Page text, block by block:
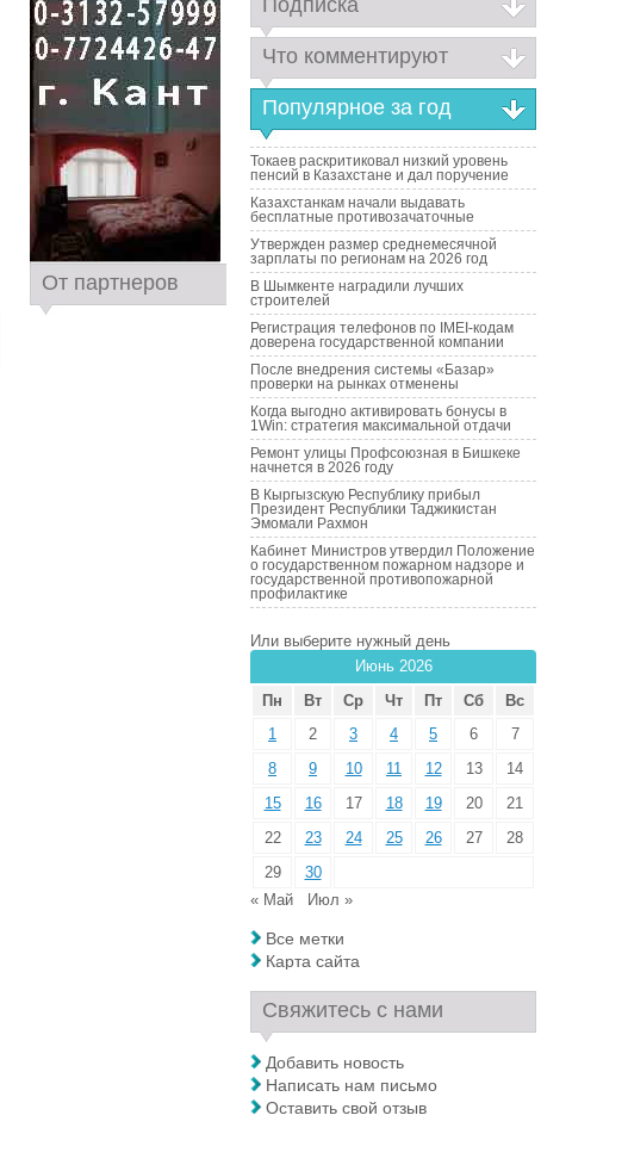
От партнеров
Что комментируют
Популярное за год
Токаев раскритиковал низкий уровень
пенсий в Казахстане и дал поручение
Казахстанкам начали выдавать
бесплатные противозачаточные
Утвержден размер среднемесячной
зарплаты по регионам на 2026 год
В Шымкенте наградили лучших
строителей
Регистрация телефонов по IMEI-кодам
доверена государственной компании
После внедрения системы «Базар»
проверки на рынках отменены
Когда выгодно активировать бонусы в
1Win: стратегия максимальной отдачи
Ремонт улицы Профсоюзная в Бишкеке
начнется в 2026 году
В Кыргызскую Республику прибыл
Президент Республики Таджикистан
Эмомали Рахмон
Кабинет Министров утвердил Положение
о государственном пожарном надзоре и
государственной противопожарной
профилактике
Или выберите нужный день
Июнь 2026
Пн
Вт Ср Чт Пт Сб
Вс
1
2 3 4 5 6
7
8
9 10 11 12 13
14
15
16 17 18 19 20
21
22
23 24 25 26 27
28
29
30
« Май
Июл »
Все метки
Карта сайта
Свяжитесь с нами
Добавить новость
Написать нам письмо
Оставить свой отзыв